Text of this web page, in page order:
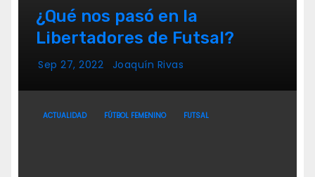
¿Qué nos pasó en la
Libertadores de Futsal?
Sep 27, 2022 Joaquín Rivas
ACTUALIDAD FÚTBOL FEMENINO FUTSAL